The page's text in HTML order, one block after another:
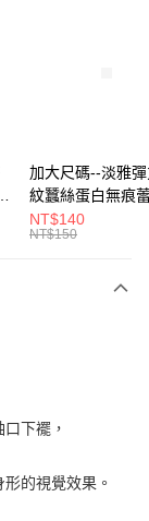
無須另外申請。
，確認付款後即完
頁面所載為準。
，訂單將自動取
。 讓您購物簡單
加大尺碼--淡雅
紋蠶絲蛋白無痕
角內褲(白.粉.藍.
3L)-L28眼圈熊中
NT$140
NT$150
下襬，
的視覺效果。